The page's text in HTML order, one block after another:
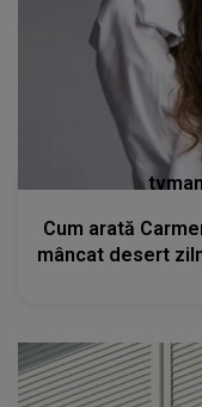
Cum arată
mâncat desert